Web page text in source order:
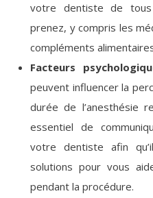
votre dentiste de
prenez, y compris les
compléments
Facteurs
peuvent influencer la
durée de l’anesthésie
essentiel de
votre dentiste afin
solutions pour vous
pendant la procédure.